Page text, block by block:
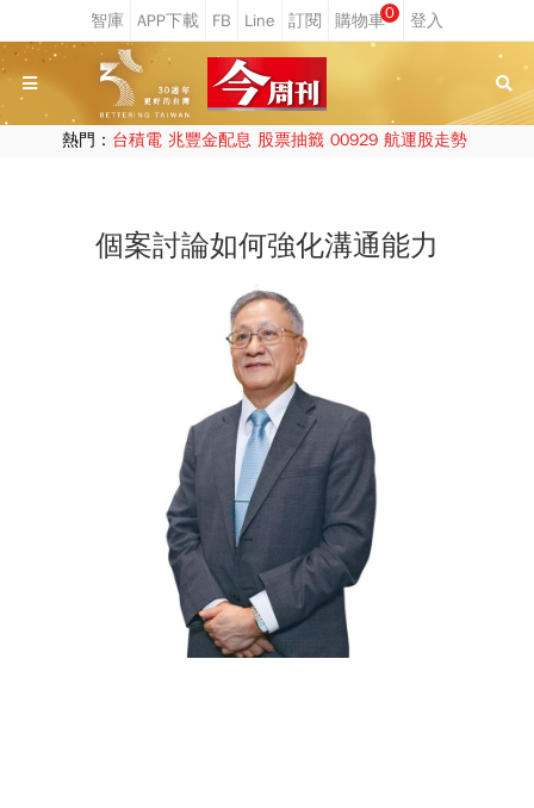
0
熱門： 台積電 兆豐金配息 股票抽籤 00929 航運股走勢
個案討論如何強化溝通能力